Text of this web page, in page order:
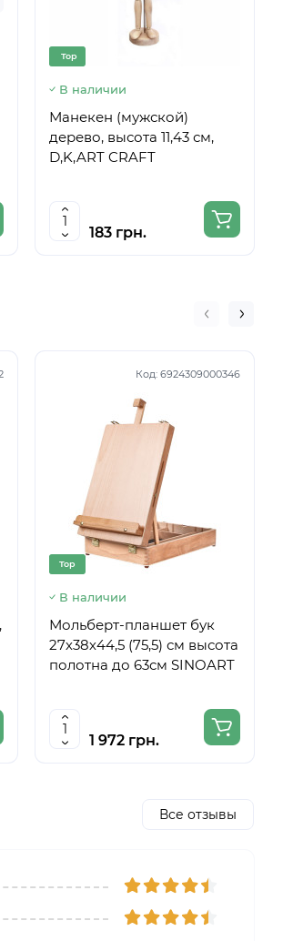
Top
В наличии
Манекен (мужской)
дерево, высота 11,43 см,
D,K,ART CRAFT
183 грн.
Код: 6924309000346
Top
В наличии
Мольберт-планшет бук
27х38х44,5 (75,5) см высота
полотна до 63см SINOART
1 972 грн.
Все отзывы